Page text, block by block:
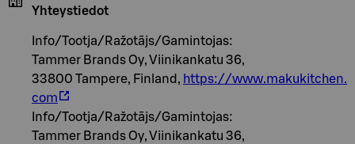
Yhteystiedot
Info/Tootja/Ražotājs/Gamintojas:
Tammer Brands Oy, Viinikankatu 36,
33800 Tampere, Finland, https://www.makukitchen.
com
Info/Tootja/Ražotājs/Gamintojas:
Tammer Brands Oy, Viinikankatu 36,